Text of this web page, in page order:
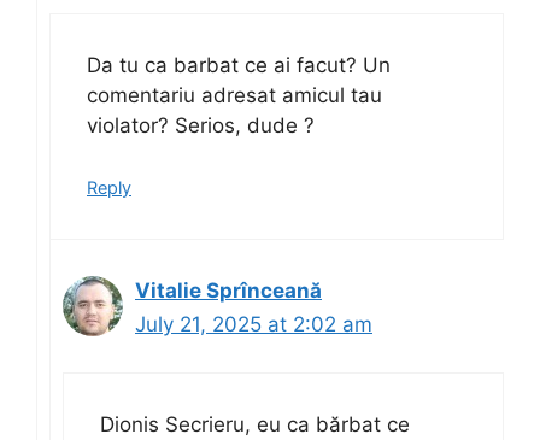
Da tu ca barbat ce ai facut? Un
comentariu adresat amicul tau
violator? Serios, dude ?
Reply
Vitalie Sprînceană
July 21, 2025 at 2:02 am
Dionis Secrieru, eu ca bărbat ce